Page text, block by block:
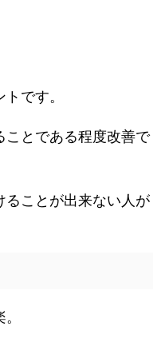
です。
ことである程度改善で
ることが出来ない人が